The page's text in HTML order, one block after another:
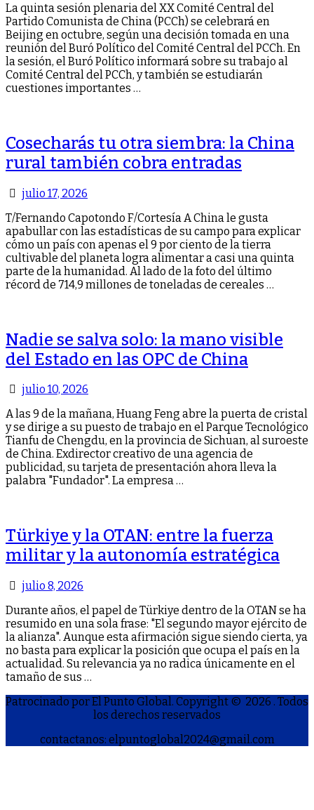
La quinta sesión plenaria del XX Comité Central del
Partido Comunista de China (PCCh) se celebrará en
Beijing en octubre, según una decisión tomada en una
reunión del Buró Político del Comité Central del PCCh. En
la sesión, el Buró Político informará sobre su trabajo al
Comité Central del PCCh, y también se estudiarán
cuestiones importantes …
Cosecharás tu otra siembra: la China
rural también cobra entradas
julio 17, 2026
T/Fernando Capotondo F/Cortesía A China le gusta
apabullar con las estadísticas de su campo para explicar
cómo un país con apenas el 9 por ciento de la tierra
cultivable del planeta logra alimentar a casi una quinta
parte de la humanidad. Al lado de la foto del último
récord de 714,9 millones de toneladas de cereales …
Nadie se salva solo: la mano visible
del Estado en las OPC de China
julio 10, 2026
A las 9 de la mañana, Huang Feng abre la puerta de cristal
y se dirige a su puesto de trabajo en el Parque Tecnológico
Tianfu de Chengdu, en la provincia de Sichuan, al suroeste
de China. Exdirector creativo de una agencia de
publicidad, su tarjeta de presentación ahora lleva la
palabra "Fundador". La empresa …
Türkiye y la OTAN: entre la fuerza
militar y la autonomía estratégica
julio 8, 2026
Durante años, el papel de Türkiye dentro de la OTAN se ha
resumido en una sola frase: "El segundo mayor ejército de
la alianza". Aunque esta afirmación sigue siendo cierta, ya
no basta para explicar la posición que ocupa el país en la
actualidad. Su relevancia ya no radica únicamente en el
tamaño de sus …
Patrocinado por El Punto Global. Copyright © 2026 . Todos
los derechos reservados
contactanos: elpuntoglobal2024@gmail.com